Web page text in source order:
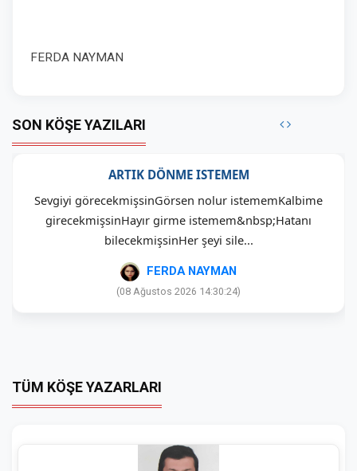
FERDA NAYMAN
SON KÖŞE YAZILARI
ARTIK DÖNME ISTEMEM
Sevgiyi görecekmişsinGörsen nolur istememKalbime
girecekmişsinHayır girme istemem&nbsp;Hatanı
bilecekmişsinHer şeyi sile...
FERDA NAYMAN
(08 Ağustos 2026 14:30:24)
TÜM KÖŞE YAZARLARI